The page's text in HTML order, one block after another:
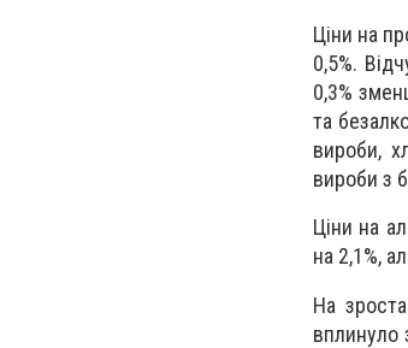
Ціни на
0,5%.
0,3%
та
вироби,
вироби з
Ціни на
на 2,1%,
На
вплинуло